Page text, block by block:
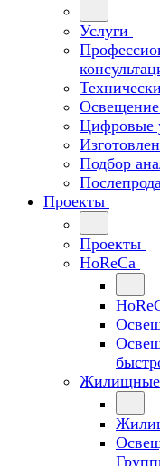
Услуги
Цифровые
Подбор
Проекты
Проекты
HoReCa
Жилищные